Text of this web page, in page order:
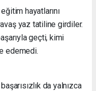
hayatlarını
yaz tatiline girdiler.
geçti, kimi
edemedi.
da yalnızca